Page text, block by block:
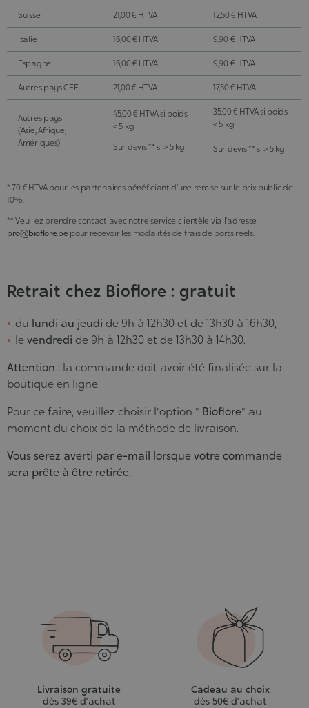
Suisse 21,00 € HTVA 12,50 € HTVA
Italie 16,00 € HTVA 9,90 € HTVA
Espagne 16,00 € HTVA 9,90 € HTVA
Autres pays CEE 21,00 € HTVA 17,50 € HTVA
Autres pays
(Asie, Afrique,
Amériques)
45,00 € HTVA si poids
< 5 kg
Sur devis ** si > 5 kg
35,00 € HTVA si poids
< 5 kg
Sur devis ** si > 5 kg
* 70 € HTVA pour les partenaires bénéficiant d’une remise sur le prix public de
10%.
** Veuillez prendre contact avec notre service clientèle via l’adresse
pro@bioflore.be pour recevoir les modalités de frais de ports réels.
Retrait chez Bioflore : gratuit
du lundi au jeudi de 9h à 12h30 et de 13h30 à 16h30,
levendredi de 9h à 12h30 et de 13h30 à 14h30.
Attention : la commande doit avoir été finalisée sur la
boutique en ligne.
Pour ce faire, veuillez choisir l'option " Bioflore" au
moment du choix de la méthode de livraison.
Vous serez averti par e-mail lorsque votre commande
sera prête à être retirée.
Livraison gratuite
dès 39€ d’achat
Cadeau au choix
dès 50€ d’achat